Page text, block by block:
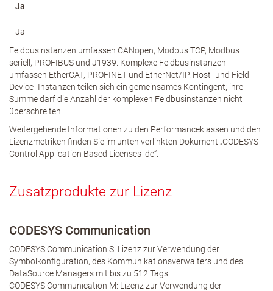
Ja
Ja
Feldbusinstanzen umfassen CANopen, Modbus TCP, Modbus
seriell, PROFIBUS und J1939. Komplexe Feldbusinstanzen
umfassen EtherCAT, PROFINET und EtherNet/IP. Host- und Field-
Device- Instanzen teilen sich ein gemeinsames Kontingent; ihre
Summe darf die Anzahl der komplexen Feldbusinstanzen nicht
überschreiten.
Weitergehende Informationen zu den Performanceklassen und den
Lizenzmetriken finden Sie im unten verlinkten Dokument „CODESYS
Control Application Based Licenses_de“.
Zusatzprodukte zur Lizenz
CODESYS Communication
CODESYS Communication S: Lizenz zur Verwendung der
Symbolkonfiguration, des Kommunikationsverwalters und des
DataSource Managers mit bis zu 512 Tags
CODESYS Communication M: Lizenz zur Verwendung der